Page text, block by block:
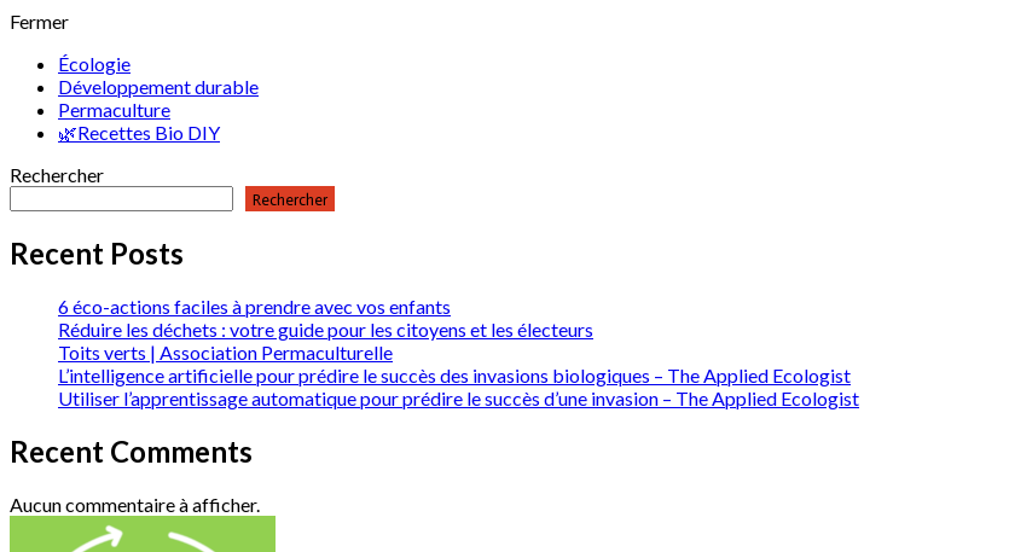
Fermer
Écologie
Développement durable
Permaculture
🌿Recettes Bio DIY
Rechercher
Rechercher
Recent Posts
6 éco-actions faciles à prendre avec vos enfants
Réduire les déchets : votre guide pour les citoyens et les électeurs
Toits verts | Association Permaculturelle
L’intelligence artificielle pour prédire le succès des invasions biologiques – The Applied Ecologist
Utiliser l’apprentissage automatique pour prédire le succès d’une invasion – The Applied Ecologist
Recent Comments
Aucun commentaire à afficher.